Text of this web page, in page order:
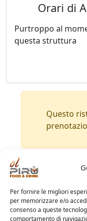
Per fornire le migliori
per memorizzare e/o
consenso a queste
comportamento di
Orari di
Purtroppo al
questa struttura
Questo
Recapito